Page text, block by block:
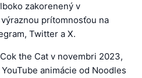
zakorenený v
prítomnosťou na
Twitter a X.
the Cat v novembri 2023,
animácie od Noodles